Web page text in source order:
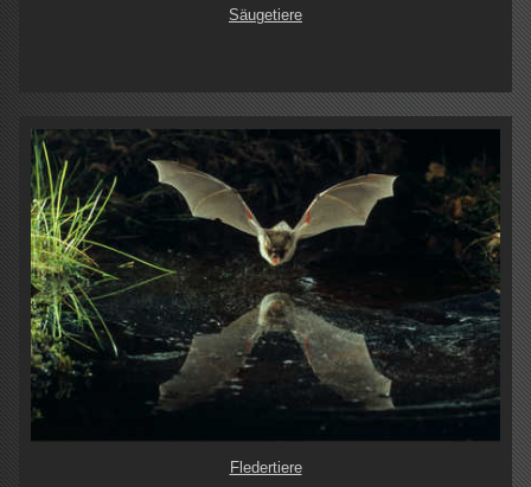
Säugetiere
Fledertiere